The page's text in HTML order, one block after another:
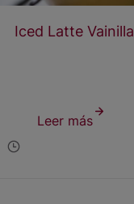
Iced Latte Vainilla
Leer mássobre